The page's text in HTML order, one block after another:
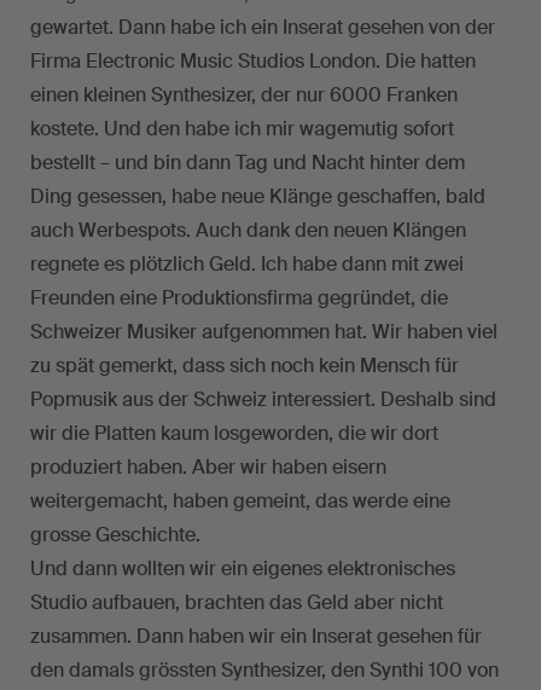
gewartet. Dann habe ich ein Inserat gesehen von der
Firma Electronic Music Studios London. Die hatten
einen kleinen Synthesizer, der nur 6000 Franken
kostete. Und den habe ich mir wagemutig sofort
bestellt – und bin dann Tag und Nacht hinter dem
Ding gesessen, habe neue Klänge geschaffen, bald
auch Werbespots. Auch dank den neuen Klängen
regnete es plötzlich Geld. Ich habe dann mit zwei
Freunden eine Produktionsfirma gegründet, die
Schweizer Musiker aufgenommen hat. Wir haben viel
zu spät gemerkt, dass sich noch kein Mensch für
Popmusik aus der Schweiz interessiert. Deshalb sind
wir die Platten kaum losgeworden, die wir dort
produziert haben. Aber wir haben eisern
weitergemacht, haben gemeint, das werde eine
grosse Geschichte.
Und dann wollten wir ein eigenes elektronisches
Studio aufbauen, brachten das Geld aber nicht
zusammen. Dann haben wir ein Inserat gesehen für
den damals grössten Synthesizer, den Synthi 100 von